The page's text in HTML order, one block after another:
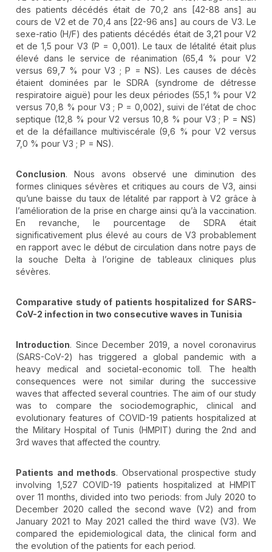
des patients décédés était de 70,2 ans [42-88 ans] au
cours de V2 et de 70,4 ans [22-96 ans] au cours de V3. Le
sexe-ratio (H/F) des patients décédés était de 3,21 pour V2
et de 1,5 pour V3 (P = 0,001). Le taux de létalité était plus
élevé dans le service de réanimation (65,4 % pour V2
versus 69,7 % pour V3 ; P = NS). Les causes de décès
étaient dominées par le SDRA (syndrome de détresse
respiratoire aiguë) pour les deux périodes (55,1 % pour V2
versus 70,8 % pour V3 ; P = 0,002), suivi de l’état de choc
septique (12,8 % pour V2 versus 10,8 % pour V3 ; P = NS)
et de la défaillance multiviscérale (9,6 % pour V2 versus
7,0 % pour V3 ; P = NS).
Conclusion. Nous avons observé une diminution des
formes cliniques sévères et critiques au cours de V3, ainsi
qu’une baisse du taux de létalité par rapport à V2 grâce à
l’amélioration de la prise en charge ainsi qu’à la vaccination.
En revanche, le pourcentage de SDRA était
significativement plus élevé au cours de V3 probablement
en rapport avec le début de circulation dans notre pays de
la souche Delta à l’origine de tableaux cliniques plus
sévères.
Comparative study of patients hospitalized for SARS-
CoV-2 infection in two consecutive waves in Tunisia
Introduction. Since December 2019, a novel coronavirus
(SARS-CoV-2) has triggered a global pandemic with a
heavy medical and societal-economic toll. The health
consequences were not similar during the successive
waves that affected several countries. The aim of our study
was to compare the sociodemographic, clinical and
evolutionary features of COVID-19 patients hospitalized at
the Military Hospital of Tunis (HMPIT) during the 2nd and
3rd waves that affected the country.
Patients and methods. Observational prospective study
involving 1,527 COVID-19 patients hospitalized at HMPIT
over 11 months, divided into two periods: from July 2020 to
December 2020 called the second wave (V2) and from
January 2021 to May 2021 called the third wave (V3). We
compared the epidemiological data, the clinical form and
the evolution of the patients for each period.